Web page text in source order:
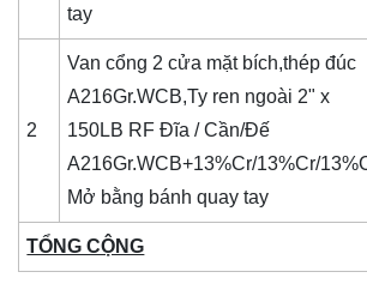
tay
2
Van cổng 2 cửa mặt bích,thép đúc
A216Gr.WCB,Ty ren ngoài 2" x
150LB RF Đĩa / Cần/Đế
A216Gr.WCB+13%Cr/13%Cr/
Mở bằng bánh quay tay
TỔNG CỘNG